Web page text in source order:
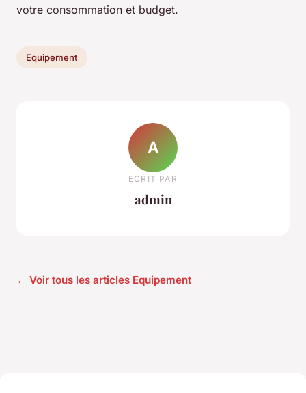
votre consommation et budget.
Equipement
A
ECRIT PAR
admin
← Voir tous les articles Equipement